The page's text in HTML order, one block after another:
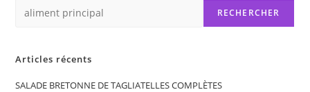
RECHERCHER
Articles récents
SALADE BRETONNE DE TAGLIATELLES COMPLÈTES